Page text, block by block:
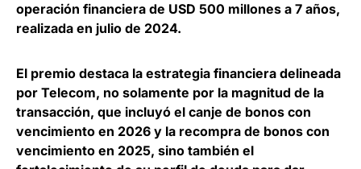
operación financiera de USD 500 millones a 7 años,
realizada en julio de 2024.
El premio destaca la estrategia financiera delineada
por Telecom, no solamente por la magnitud de la
transacción, que incluyó el canje de bonos con
vencimiento en 2026 y la recompra de bonos con
vencimiento en 2025, sino también el